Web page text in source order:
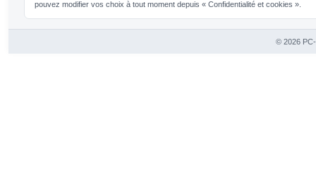
pouvez modifier vos choix à tout moment depuis « Confidentialité et cookies ».
© 2026